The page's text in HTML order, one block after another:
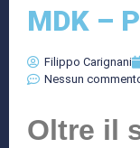
MDK –
Filippo Carignani
Nessun
Oltre il